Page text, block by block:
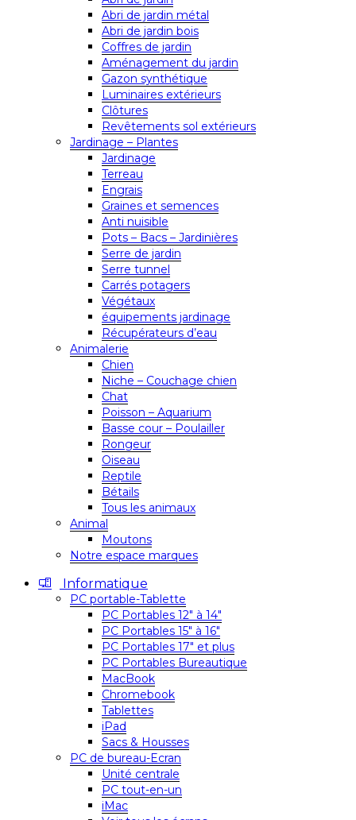
Abri de jardin métal
Abri de jardin bois
Coffres de jardin
Aménagement du jardin
Gazon synthétique
Luminaires extérieurs
Clôtures
Revêtements sol extérieurs
Jardinage – Plantes
Jardinage
Terreau
Engrais
Graines et semences
Anti nuisible
Pots – Bacs – Jardinières
Serre de jardin
Serre tunnel
Carrés potagers
Végétaux
équipements jardinage
Récupérateurs d’eau
Animalerie
Chien
Niche – Couchage chien
Chat
Poisson – Aquarium
Basse cour – Poulailler
Rongeur
Oiseau
Reptile
Bétails
Tous les animaux
Animal
Moutons
Notre espace marques
Informatique
PC portable-Tablette
PC Portables 12″ à 14″
PC Portables 15″ à 16″
PC Portables 17″ et plus
PC Portables Bureautique
MacBook
Chromebook
Tablettes
iPad
Sacs & Housses
PC de bureau-Ecran
Unité centrale
PC tout-en-un
iMac